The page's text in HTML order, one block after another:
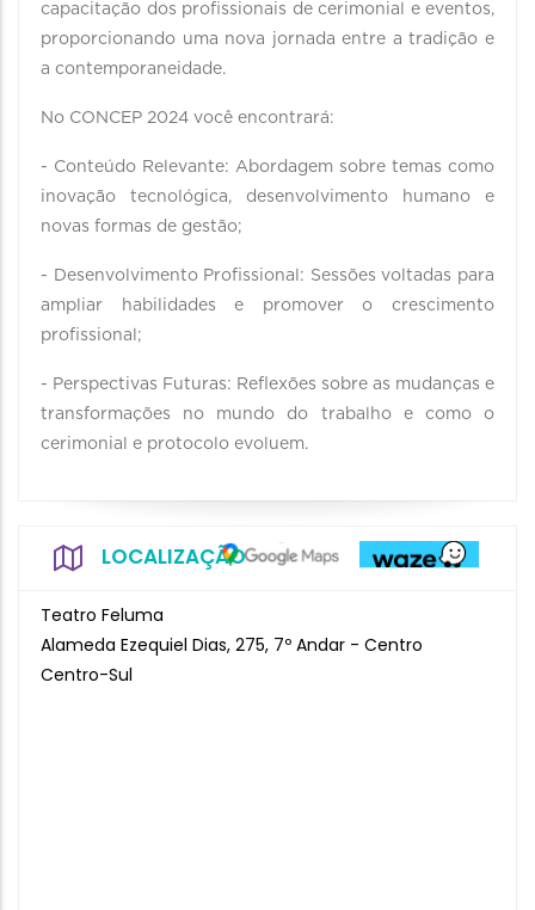
capacitação dos profissionais de cerimonial e eventos,
proporcionando uma nova jornada entre a tradição e
a contemporaneidade.
No CONCEP 2024 você encontrará:
- Conteúdo Relevante: Abordagem sobre temas como
inovação tecnológica, desenvolvimento humano e
novas formas de gestão;
- Desenvolvimento Profissional: Sessões voltadas para
ampliar habilidades e promover o crescimento
profissional;
- Perspectivas Futuras: Reflexões sobre as mudanças e
transformações no mundo do trabalho e como o
cerimonial e protocolo evoluem.
LOCALIZAÇÃO
Teatro Feluma
Alameda Ezequiel Dias, 275, 7º Andar - Centro
Centro-Sul